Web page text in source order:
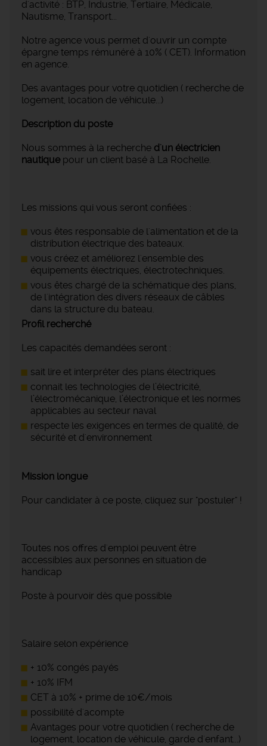
d'activité : BTP, Industrie, Tertiaire, Médicale,
Nautisme, Transport...
Notre agence vous permet d'ouvrir un compte
épargne temps rémunéré à 10% ( CET). Information
en agence.
Des avantages pour votre quotidien ( recherche de
logement, location de véhicule...)
Description du poste
Nous sommes à la recherche d'un électricien
nautiquepour un client basé à La Rochelle.
Les missions qui vous seront confiées :
vous êtes responsable de l'alimentation et de la
distribution électrique des bateaux.
vous créez et améliorez l'ensemble des
équipements électriques, électrotechniques.
vous êtes chargé de la schématique des plans,
de l'intégration des divers réseaux de câbles
dans la structure du bateau.
Profil recherché
Les capacités demandées seront :
sait lire et interpréter des plans électriques
connait les technologies de l’électricité,
l’électromécanique, l’électronique et les normes
applicables au secteur naval
respecte les exigences en termes de qualité, de
sécurité et d'environnement
Mission longue
Pour candidater à ce poste, cliquez sur "postuler" !
Toutes nos offres d'emploi peuvent être
accessibles aux personnes en situation de
handicap
Poste à pourvoir dès que possible
Salaire selon expérience
+ 10% congés payés
+ 10% IFM
CET à 10% + prime de 10€/mois
possibilité d'acompte
Avantages pour votre quotidien ( recherche de
logement, location de véhicule, garde d'enfant...)